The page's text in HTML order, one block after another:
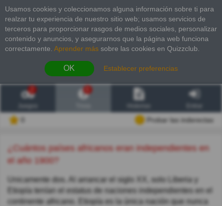
Usamos cookies y coleccionamos alguna información sobre ti para
realzar tu experiencia de nuestro sitio web; usamos servicios de
terceros para proporcionar rasgos de medios sociales, personalizar
contenido y anuncios, y asegurarnos que la página web funciona
correctamente. Aprender más sobre las cookies en Quizzclub.
OK Establecer preferencias
2
Probar las inderectas
¿Cuántos países africanos eran independientes en
el año 1900?
Unicamente dos. Al arrancar el siglo XX, solo Liberia y
Etiopía tenían el estatus de naciones independientes en el
continente africano. Etiopía es la única nación que nunca